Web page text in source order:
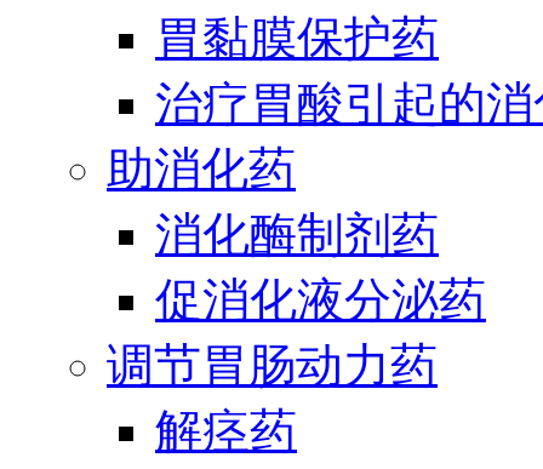
胃黏膜保护药
治疗胃酸引起的
助消化药
消化酶制剂药
促消化液分泌药
调节胃肠动力药
解痉药